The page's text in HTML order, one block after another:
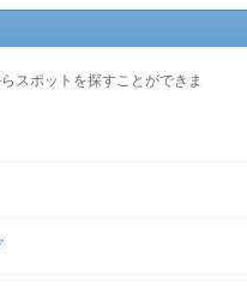
スポットを探すことができま